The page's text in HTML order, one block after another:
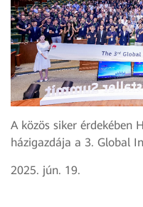
A közös siker érdekében
házigazdája a 3. Global
2025. jún. 19.